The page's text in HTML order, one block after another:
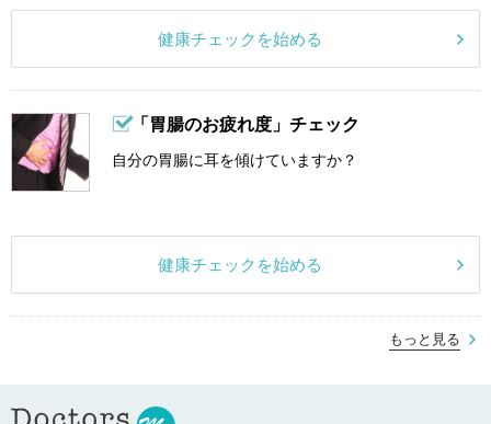
健康チェックを始める
「胃腸のお疲れ度」チェック
自分の胃腸に耳を傾けていますか？
健康チェックを始める
もっと見る